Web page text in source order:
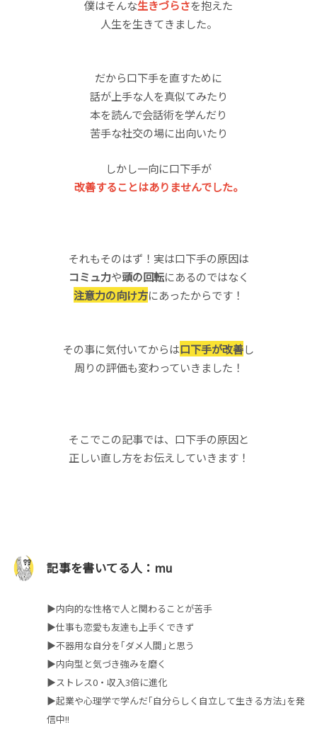
僕はそんな生きづらさを抱えた
人生を生きてきました。
だから口下手を直すために
話が上手な人を真似てみたり
本を読んで会話術を学んだり
苦手な社交の場に出向いたり
しかし一向に口下手が
改善することはありませんでした。
それもそのはず！実は口下手の原因は
コミュ力や頭の回転にあるのではなく
注意力の向け方にあったからです！
その事に気付いてからは口下手が改善し
周りの評価も変わっていきました！
そこでこの記事では、口下手の原因と
正しい直し方をお伝えしていきます！
記事を書いてる人：mu
▶︎内向的な性格で人と関わることが苦手
▶︎仕事も恋愛も友達も上手くできず
▶︎不器用な自分を｢ダメ人間｣と思う
▶︎内向型と気づき強みを磨く
▶︎ストレス0・収入3倍に進化
▶︎起業や心理学で学んだ｢自分らしく自立して生きる方法｣を発
信中!!